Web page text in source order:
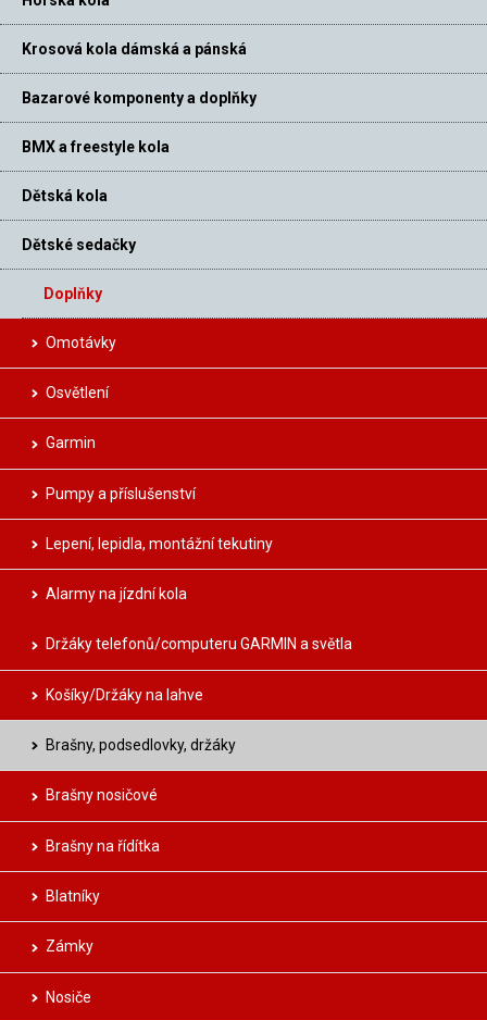
Krosová kola dámská a pánská
Bazarové komponenty a doplňky
BMX a freestyle kola
Dětská kola
Dětské sedačky
Doplňky
Omotávky
Osvětlení
Garmin
Pumpy a příslušenství
Lepení, lepidla, montážní tekutiny
Alarmy na jízdní kola
Držáky telefonů/computeru GARMIN a světla
Košíky/Držáky na lahve
Brašny, podsedlovky, držáky
Brašny nosičové
Brašny na řídítka
Blatníky
Zámky
Nosiče